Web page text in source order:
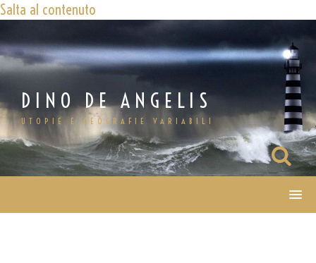
Salta al contenuto
DINO DE ANGELIS
UTOPIE E GEOGRAFIE VARIABILI